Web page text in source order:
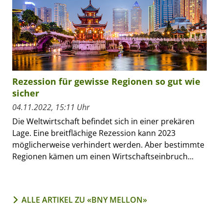
Rezession für gewisse Regionen so gut wie
sicher
04.11.2022, 15:11 Uhr
Die Weltwirtschaft befindet sich in einer prekären
Lage. Eine breitflächige Rezession kann 2023
möglicherweise verhindert werden. Aber bestimmte
Regionen kämen um einen Wirtschaftseinbruch...
ALLE ARTIKEL ZU «BNY MELLON»